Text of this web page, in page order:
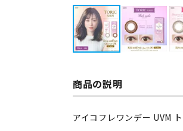
商品の説明
アイコフレワンデー UVM